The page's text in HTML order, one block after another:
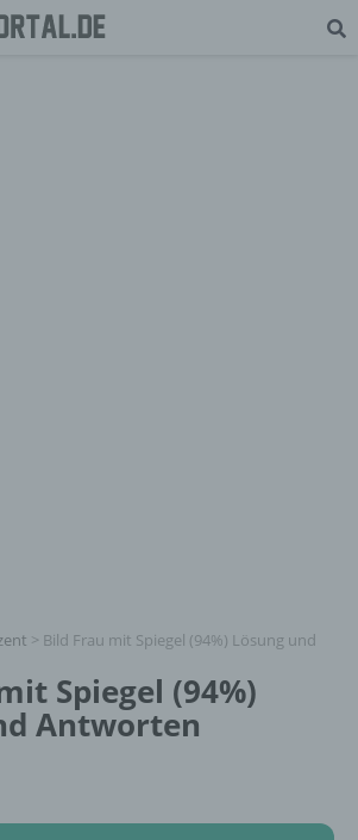
> Bild Frau mit Spiegel (94%) Lösung und
Spiegel (94%)
Antworten